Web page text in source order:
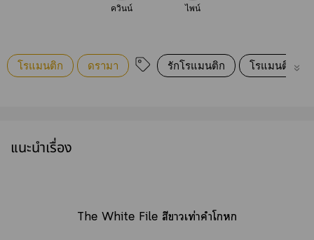
ควินน์ ไพน์
โรแมนติก ดรามา รักโรแมนติก โรแมนติกดร
แนะนำเรื่อง
The White File สีาเท่าคำโ